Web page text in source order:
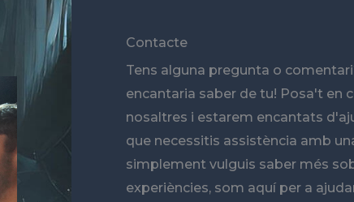
Contacte
Tens alguna pregunta o
encantaria saber de tu! Posa't en
nosaltres i estarem encantats
que necessitis assistència amb
simplement vulguis saber més
experiències, som aquí per a